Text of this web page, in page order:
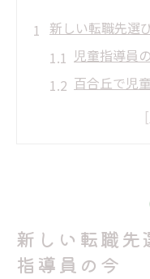
新しい転職先選
児童指導員
百合丘で児
百合丘エリ
児童指導員とし
新しい転職先
指導員の今